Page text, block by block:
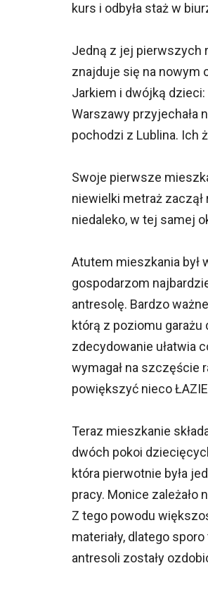
kurs i odbyła staż w
Jedną z jej pierwszych
znajduje się na nowym
Jarkiem i dwójką
Warszawy przyjechała
pochodzi z Lublina. Ich
Swoje pierwsze
niewielki metraż
niedaleko, w tej samej
Atutem mieszkania był
gospodarzom
antresolę. Bardzo
którą z poziomu garażu
zdecydowanie ułatwia
wymagał na szczęście
powiększyć nieco
Teraz mieszkanie
dwóch pokoi
która pierwotnie była
pracy. Monice
Z tego powodu
materiały, dlatego
antresoli zostały